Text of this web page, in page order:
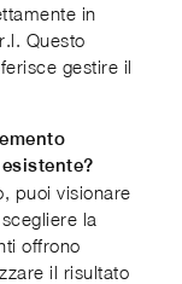
in
Questo
gestire il
puoi visionare
la
offrono
il risultato